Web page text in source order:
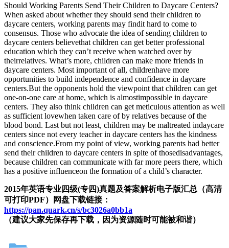
Should Working Parents Send Their Children to Daycare Centers?
When asked about whether they should send their children to
daycare centers, working parents may findit hard to come to
consensus. Those who advocate the idea of sending children to
daycare centers believethat children can get better professional
education which they can’t receive when watched over by
theirrelatives. What’s more, children can make more friends in
daycare centers. Most important of all, childrenhave more
opportunities to build independence and confidence in daycare
centers.But the opponents hold the viewpoint that children can get
one-on-one care at home, which is almostimpossible in daycare
centers. They also think children can get meticulous attention as well
as sufficient lovewhen taken care of by relatives because of the
blood bond. Last but not least, children may be maltreated indaycare
centers since not every teacher in daycare centers has the kindness
and conscience.From my point of view, working parents had better
send their children to daycare centers in spite of thosedisadvantages,
because children can communicate with far more peers there, which
has a positive influenceon the formation of a child’s character.
2015年英语专业四级(专四)真题及答案解析电子版汇总（高清
可打印PDF）网盘下载链接：
https://pan.quark.cn/s/bc3026a0bb1a
（建议大家先保存再下载，因为资源随时可能被和谐）